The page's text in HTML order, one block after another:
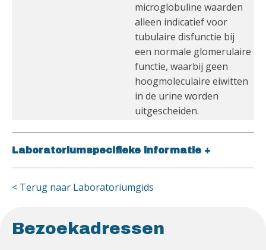
microglobuline waarden
alleen indicatief voor
tubulaire disfunctie bij
een normale glomerulaire
functie, waarbij geen
hoogmoleculaire eiwitten
in de urine worden
uitgescheiden.
Laboratoriumspecifieke informatie +
< Terug naar Laboratoriumgids
Bezoekadressen